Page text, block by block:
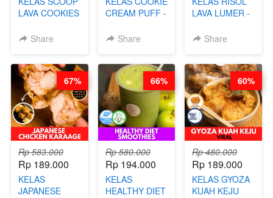
LAVA COOKIES
Share
CREAM PUFF -
B’PAPA-BY
Share
LAVA LUMER -
KEKINIAN-BY
Share
Rp 583.000
Rp 189.000
KELAS
JAPANESE
67%
Rp 580.000
Rp 194.000
KELAS
HEALTHY DIET
66%
Rp 480.000
Rp 189.000
KELAS GYOZA
KUAH KEJU
60%